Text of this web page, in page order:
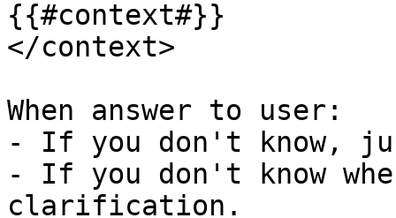
{{#context#}}
</context>
When answer to user:
- If you don't know,
- If you don't know
clarification.